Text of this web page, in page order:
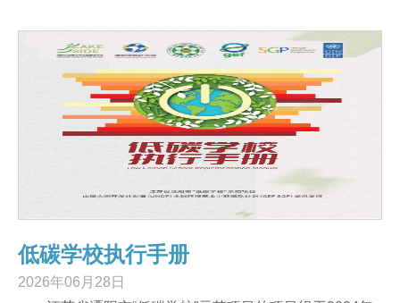
低碳学校执行手册
2026年06月28日